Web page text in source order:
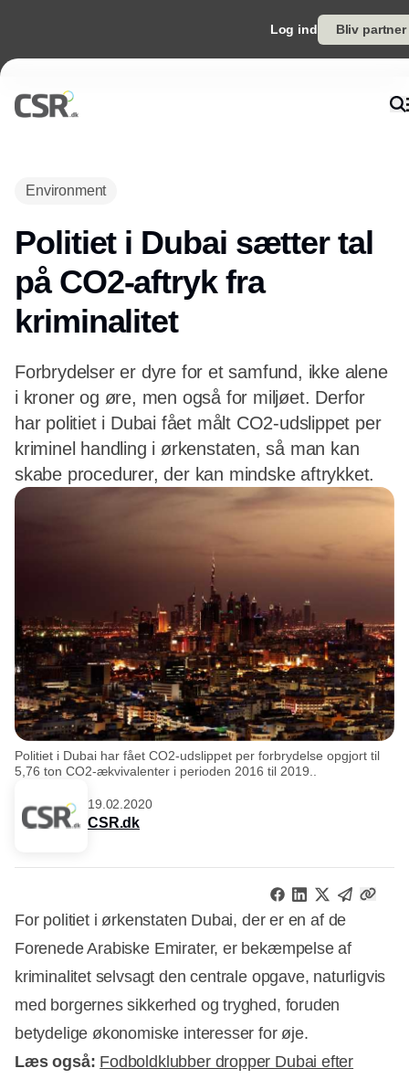
Log ind Bliv partner
Environment
Politiet i Dubai sætter tal
på CO2-aftryk fra
kriminalitet
Forbrydelser er dyre for et samfund, ikke alene
i kroner og øre, men også for miljøet. Derfor
har politiet i Dubai fået målt CO2-udslippet per
kriminel handling i ørkenstaten, så man kan
skabe procedurer, der kan mindske aftrykket.
Politiet i Dubai har fået CO2-udslippet per forbrydelse opgjort til
5,76 ton CO2-ækvivalenter i perioden 2016 til 2019..
19.02.2020
CSR.dk
For politiet i ørkenstaten Dubai, der er en af de
Forenede Arabiske Emirater, er bekæmpelse af
kriminalitet selvsagt den centrale opgave, naturligvis
med borgernes sikkerhed og tryghed, foruden
betydelige økonomiske interesser for øje.
Læs også: Fodboldklubber dropper Dubai efter